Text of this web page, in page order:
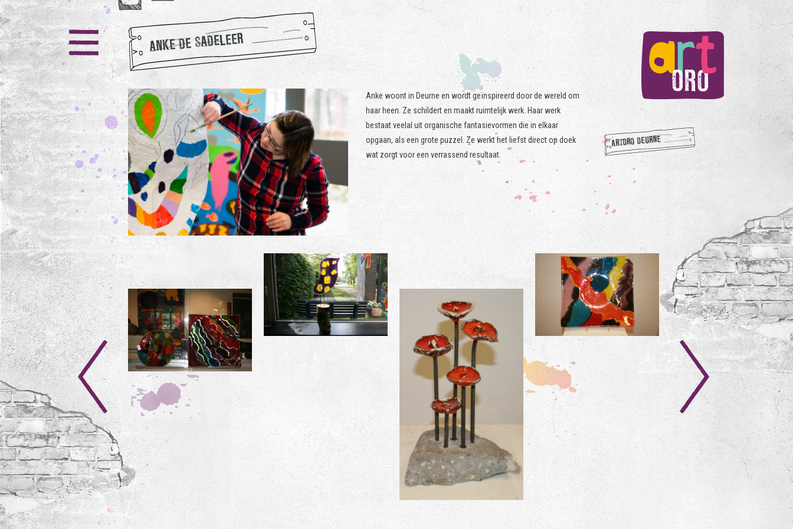
ANKE DE SADELEER
Anke woont in Deurne en wordt geïnspireerd door de wereld om
haar heen. Ze schildert en maakt ruimtelijk werk. Haar werk
bestaat veelal uit organische fantasievormen die in elkaar
opgaan, als een grote puzzel. Ze werkt het liefst direct op doek
wat zorgt voor een verrassend resultaat.
ARTORO DEURNE